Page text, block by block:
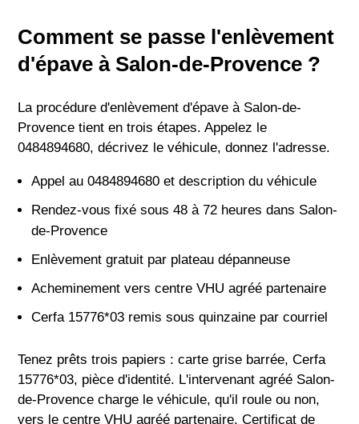
Comment se passe l'enlèvement
d'épave à Salon-de-Provence ?
La procédure d'enlèvement d'épave à Salon-de-
Provence tient en trois étapes. Appelez le
0484894680, décrivez le véhicule, donnez l'adresse.
Appel au 0484894680 et description du véhicule
Rendez-vous fixé sous 48 à 72 heures dans Salon-
de-Provence
Enlèvement gratuit par plateau dépanneuse
Acheminement vers centre VHU agréé partenaire
Cerfa 15776*03 remis sous quinzaine par courriel
Tenez prêts trois papiers : carte grise barrée, Cerfa
15776*03, pièce d'identité. L'intervenant agréé Salon-
de-Provence charge le véhicule, qu'il roule ou non,
vers le centre VHU agréé partenaire. Certificat de